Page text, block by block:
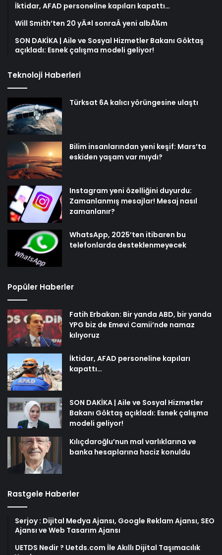
İktidar, AFAD personeline kapıları kapattı…
Will Smith’ten 20 yÄ±l sonraÂ yeni albÃ¼m
SON DAKİKA | Aile ve Sosyal Hizmetler Bakanı Göktaş
açıkladı: Esnek çalışma modeli geliyor!
Teknoloji Haberleri
Türksat 6A kalıcı yörüngesine ulaştı
Bilim insanlarından yeni keşif: Mars’ta
eskiden yaşam var mıydı?
Instagram yeni özelliğini duyurdu:
Zamanlanmış mesajlar! Mesaj nasıl
zamanlanır?
WhatsApp, 2025’ten itibaren bu
telefonlarda desteklenmeyecek
Popüler Haberler
Fatih Erbakan: Bir yanda ABD, bir yanda
YPG biz de Emevi Camii’nde namaz
kılıyoruz
İktidar, AFAD personeline kapıları
kapattı…
SON DAKİKA | Aile ve Sosyal Hizmetler
Bakanı Göktaş açıkladı: Esnek çalışma
modeli geliyor!
Kılıçdaroğlu’nun mal varlıklarına ve
banka hesaplarına haciz konuldu
Rastgele Haberler
Serjoy : Dijital Medya Ajansı, Google Reklam Ajansı, SEO
Ajansı ve Web Tasarım Ajansı
UETDS Nedir ? Uetds.com İle Akıllı Dijital Taşımacılık